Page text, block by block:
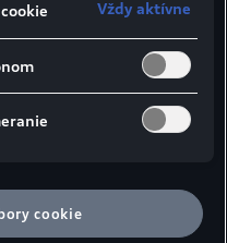
zhora Pohľad
Vždy aktívne
cookie